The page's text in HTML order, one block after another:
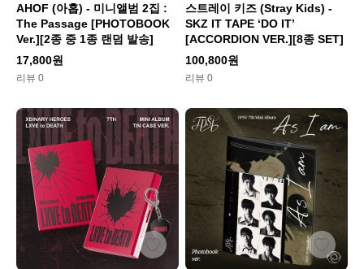
AHOF (아홉) - 미니앨범 2집 :
The Passage [PHOTOBOOK
Ver.][2종 중 1종 랜덤 발송]
17,800원
리뷰 0
스트레이 키즈 (Stray Kids) -
SKZ IT TAPE ‘DO IT’
[ACCORDION VER.][8종 SET]
100,800원
리뷰 0